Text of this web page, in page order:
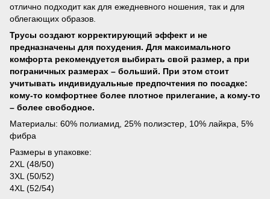
отлично подходит как для ежедневного ношения, так и для
облегающих образов.
Трусы создают корректирующий эффект и не
предназначены для похудения. Для максимального
комфорта рекомендуется выбирать свой размер, а при
пограничных размерах – больший. При этом стоит
учитывать индивидуальные предпочтения по посадке:
кому-то комфортнее более плотное прилегание, а кому-то
– более свободное.
Материалы: 60% полиамид, 25% полиэстер, 10% лайкра, 5%
фибра
Размеры в упаковке:
2XL (48/50)
3XL (50/52)
4XL (52/54)